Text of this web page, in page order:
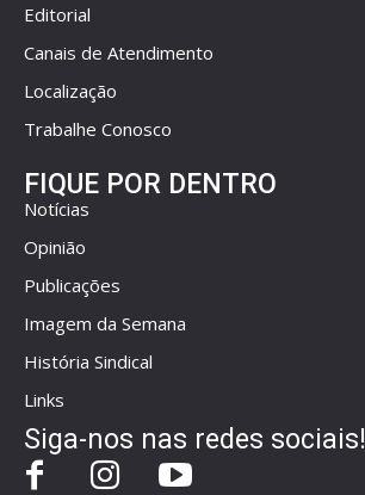
Editorial
Canais de Atendimento
Localização
Trabalhe Conosco
FIQUE POR DENTRO
Notícias
Opinião
Publicações
Imagem da Semana
História Sindical
Links
Siga-nos nas redes sociais!